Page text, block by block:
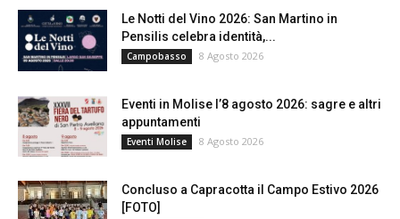
Le Notti del Vino 2026: San Martino in
Pensilis celebra identità,...
Campobasso 8 Agosto 2026
Eventi in Molise l’8 agosto 2026: sagre e altri
appuntamenti
Eventi Molise 8 Agosto 2026
Concluso a Capracotta il Campo Estivo 2026
[FOTO]